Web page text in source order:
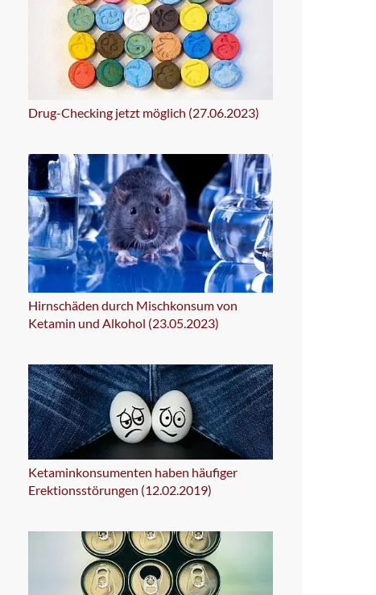
Drug-Checking jetzt möglich (27.06.2023)
Hirnschäden durch Mischkonsum von
Ketamin und Alkohol (23.05.2023)
Ketaminkonsumenten haben häufiger
Erektionsstörungen (12.02.2019)